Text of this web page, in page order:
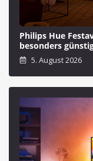
Philips Hue
besonders
5. August 2026